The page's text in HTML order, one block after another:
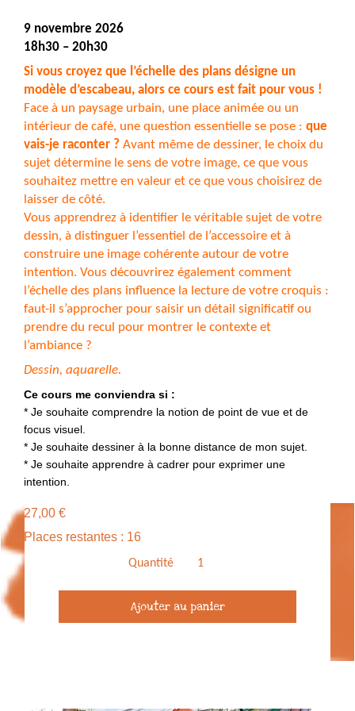
9 novembre 2026
18h30 – 20h30
Si vous croyez que l’échelle des plans désigne un
modèle d’escabeau, alors ce cours est fait pour vous !
Face à un paysage urbain, une place animée ou un
intérieur de café, une question essentielle se pose : que
vais-je raconter ? Avant même de dessiner, le choix du
sujet détermine le sens de votre image, ce que vous
souhaitez mettre en valeur et ce que vous choisirez de
laisser de côté.
Vous apprendrez à identifier le véritable sujet de votre
dessin, à distinguer l’essentiel de l’accessoire et à
construire une image cohérente autour de votre
intention. Vous découvrirez également comment
l’échelle des plans influence la lecture de votre croquis :
faut-il s’approcher pour saisir un détail significatif ou
prendre du recul pour montrer le contexte et
l’ambiance ?
Dessin, aquarelle.
Ce cours me conviendra si :
* Je souhaite comprendre la notion de point de vue et de
focus visuel.
* Je souhaite dessiner à la bonne distance de mon sujet.
* Je souhaite apprendre à cadrer pour exprimer une
intention.
27,00 €
Places restantes : 16
Quantité
quantité
de
visio
Ajouter au panier